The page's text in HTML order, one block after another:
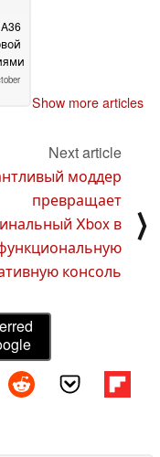
Show more articles
Next article
моддер
превращает
Xbox в
консоль
⟩